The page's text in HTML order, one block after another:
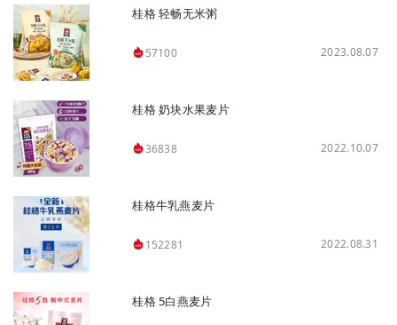
桂格 轻畅无米粥
57100 2023.08.07
桂格 奶块水果麦片
36838 2022.10.07
桂格牛乳燕麦片
152281 2022.08.31
桂格 5白燕麦片